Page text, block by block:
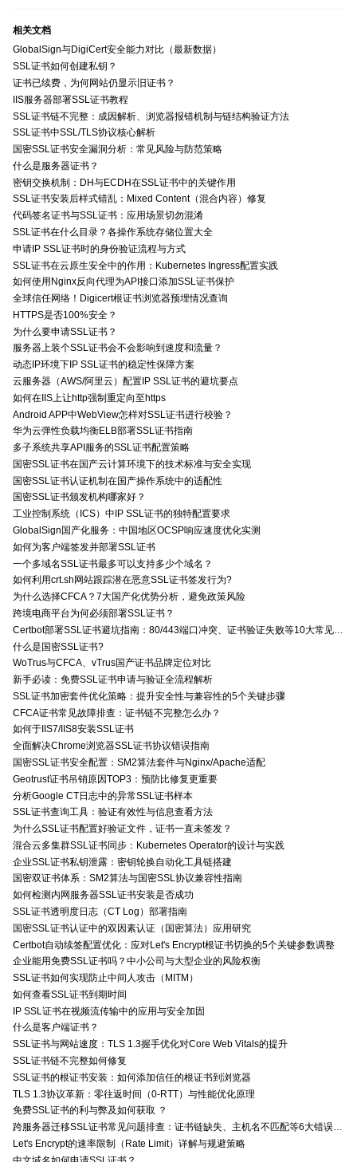
相关文档
GlobalSign与DigiCert安全能力对比（最新数据）
SSL证书如何创建私钥？
证书已续费，为何网站仍显示旧证书？
IIS服务器部署SSL证书教程
SSL证书链不完整：成因解析、浏览器报错机制与链结构验证方法
SSL证书中SSL/TLS协议核心解析
国密SSL证书安全漏洞分析：常见风险与防范策略
什么是服务器证书？
密钥交换机制：DH与ECDH在SSL证书中的关键作用
SSL证书安装后样式错乱：Mixed Content（混合内容）修复
代码签名证书与SSL证书：应用场景切勿混淆
SSL证书在什么目录？各操作系统存储位置大全
申请IP SSL证书时的身份验证流程与方式
SSL证书在云原生安全中的作用：Kubernetes Ingress配置实践
如何使用Nginx反向代理为API接口添加SSL证书保护
全球信任网络！Digicert根证书浏览器预埋情况查询
HTTPS是否100%安全？
为什么要申请SSL证书？
服务器上装个SSL证书会不会影响到速度和流量？
动态IP环境下IP SSL证书的稳定性保障方案
云服务器（AWS/阿里云）配置IP SSL证书的避坑要点
如何在IIS上让http强制重定向至https
Android APP中WebView怎样对SSL证书进行校验？
华为云弹性负载均衡ELB部署SSL证书指南
多子系统共享API服务的SSL证书配置策略
国密SSL证书在国产云计算环境下的技术标准与安全实现
国密SSL证书认证机制在国产操作系统中的适配性
国密SSL证书颁发机构哪家好？
工业控制系统（ICS）中IP SSL证书的独特配置要求
GlobalSign国产化服务：中国地区OCSP响应速度优化实测
如何为客户端签发并部署SSL证书
一个多域名SSL证书最多可以支持多少个域名？
如何利用crt.sh网站跟踪潜在恶意SSL证书签发行为?
为什么选择CFCA？7大国产化优势分析，避免政策风险
跨境电商平台为何必须部署SSL证书？
什么是国密SSL证书?
WoTrus与CFCA、vTrus国产证书品牌定位对比
新手必读：免费SSL证书申请与验证全流程解析
SSL证书加密套件优化策略：提升安全性与兼容性的5个关键步骤
CFCA证书常见故障排查：证书链不完整怎么办？
如何于IIS7/IIS8安装SSL证书
全面解决Chrome浏览器SSL证书协议错误指南
国密SSL证书安全配置：SM2算法套件与Nginx/Apache适配
Geotrust证书吊销原因TOP3：预防比修复更重要
分析Google CT日志中的异常SSL证书样本
SSL证书查询工具：验证有效性与信息查看方法
为什么SSL证书配置好验证文件，证书一直未签发？
混合云多集群SSL证书同步：Kubernetes Operator的设计与实践
企业SSL证书私钥泄露：密钥轮换自动化工具链搭建
国密双证书体系：SM2算法与国密SSL协议兼容性指南
如何检测内网服务器SSL证书安装是否成功
SSL证书透明度日志（CT Log）部署指南
国密SSL证书认证中的双因素认证（国密算法）应用研究
Certbot自动续签配置优化：应对Let's Encrypt根证书切换的5个关键参数调整
企业能用免费SSL证书吗？中小公司与大型企业的风险权衡
SSL证书如何实现防止中间人攻击（MITM）
如何查看SSL证书到期时间
IP SSL证书在视频流传输中的应用与安全加固
什么是客户端证书？
SSL证书与网站速度：TLS 1.3握手优化对Core Web Vitals的提升
SSL证书链不完整如何修复
SSL证书的根证书安装：如何添加信任的根证书到浏览器
TLS 1.3协议革新：零往返时间（0-RTT）与性能优化原理
免费SSL证书的利与弊及如何获取 ？
跨服务器迁移SSL证书常见问题排查：证书链缺失、主机名不匹配等6大错误解决方案
Let's Encrypt的速率限制（Rate Limit）详解与规避策略